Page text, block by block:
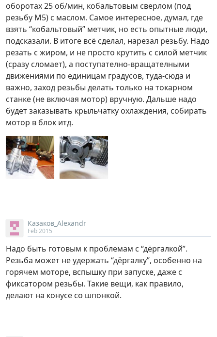
оборотах 25 об/мин, кобальтовым сверлом (под
резьбу М5) с маслом. Самое интересное, думал, где
взять “кобальтовый” метчик, но есть опытные люди,
подсказали. В итоге всё сделал, нарезал резьбу. Надо
резать с жиром, и не просто крутить с силой метчик
(сразу сломает), а поступателно-вращателными
движениями по единицам градусов, туда-сюда и
важно, заход резьбы делать только на токарном
станке (не включая мотор) вручную. Дальше надо
будет заказывать крыльчатку охлаждения, собирать
мотор в блок итд.
Казаков_Alexandr
Feb 2015
Надо быть готовым к проблемам с “дёргалкой”.
Резьба может не удержать “дёргалку”, особенно на
горячем моторе, вспышку при запуске, даже с
фиксатором резьбы. Такие вещи, как правило,
делают на конусе со шпонкой.